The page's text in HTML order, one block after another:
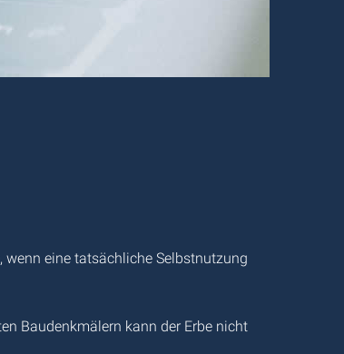
eine tatsächliche Selbstnutzung
Baudenkmälern kann der Erbe nicht